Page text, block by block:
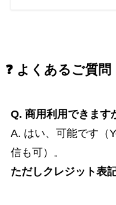
❓ よくあるご質問
Q. 商用利用できます
A. はい、可能です（
信も可）。
ただしクレジット表